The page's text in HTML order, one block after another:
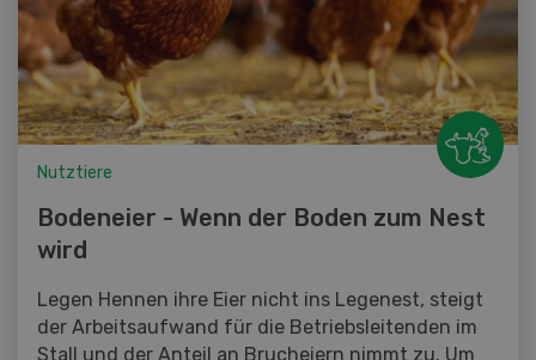
Nutztiere
Bodeneier - Wenn der Boden zum Nest
wird
Legen Hennen ihre Eier nicht ins Legenest, steigt
der Arbeitsaufwand für die Betriebsleitenden im
Stall und der Anteil an Brucheiern nimmt zu. Um